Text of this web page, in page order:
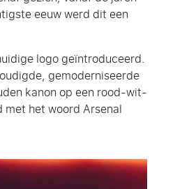
eeuw werd dit een
logo geïntroduceerd.
gemoderniseerde
kanon op een rood-wit-
het woord Arsenal